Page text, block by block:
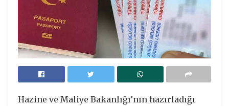
Hazine ve Maliye Bakanlığı’nın hazırladığı